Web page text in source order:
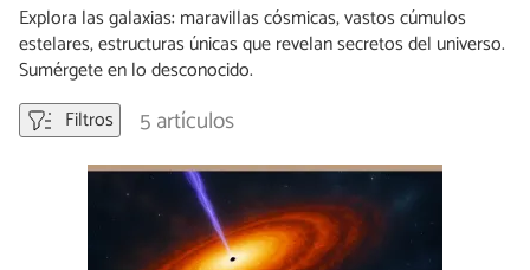
Explora las galaxias: maravillas cósmicas, vastos cúmulos
estelares, estructuras únicas que revelan secretos del universo.
Sumérgete en lo desconocido.
Filtros
5 artículos